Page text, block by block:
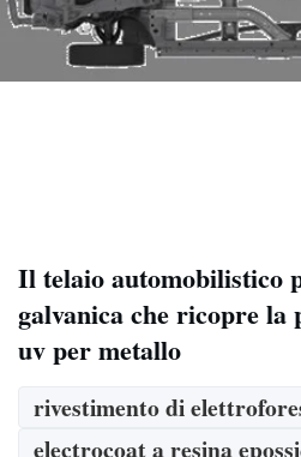
Il telaio automobilistico
galvanica che ricopre la
uv per metallo
rivestimento di
electrocoat a resina